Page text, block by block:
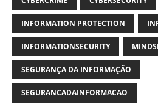
INFORMATION PROTECTION
INFORMATIONSECURITY
SEGURANÇA DA INFORMAÇÃO
SEGURANCADAINFORMACAO